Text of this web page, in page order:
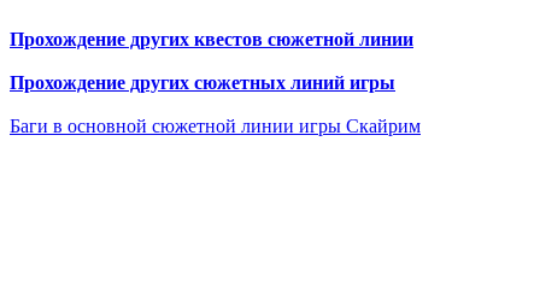
Прохождение других квестов сюжетной линии
Прохождение других сюжетных линий игры
Баги в основной сюжетной линии игры Скайрим